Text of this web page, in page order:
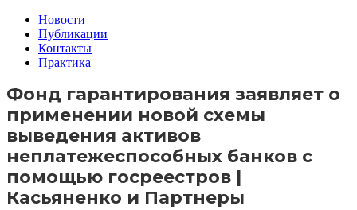
Новости
Публикации
Контакты
Практика
Фонд гарантирования заявляет о
применении новой схемы
выведения активов
неплатежеспособных банков с
помощью госреестров |
Касьяненко и Партнеры